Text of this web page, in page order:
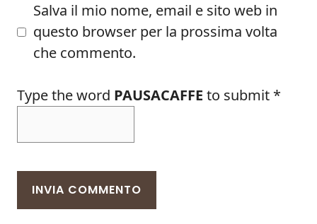
Salva il mio nome, email e sito web in
questo browser per la prossima volta
che commento.
Type the word PAUSACAFFE to submit *